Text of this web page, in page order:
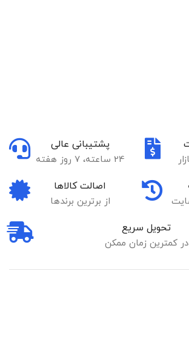
پشتیبانی عالی
24 ساعته، 7 روز هفته
اصالت کالاها
از برترین برندها
تحویل سریع
در کمترین زمان ممکن